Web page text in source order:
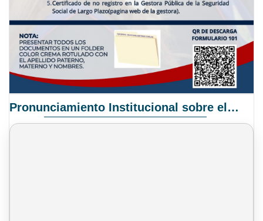
Pronunciamiento Institucional sobre el Proyecto de Ley N° 068/2025-2026 C.S.